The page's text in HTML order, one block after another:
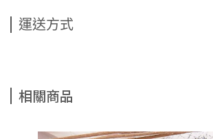
運送方式
相關商品